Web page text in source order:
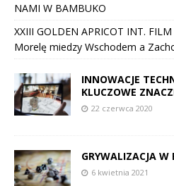
NAMI W BAMBUKO
XXIII GOLDEN APRICOT INT.
Morelę miedzy Wschodem a
INNOWACJE
KLUCZOWE
22 czerwca 2020
GRYWALIZACJA W
6 kwietnia 2021